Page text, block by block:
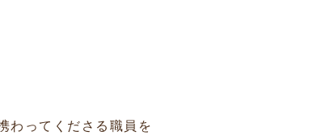
わってくださる職員を